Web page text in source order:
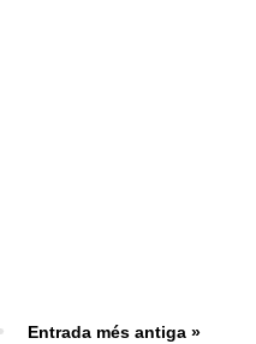
Entrada més antiga »